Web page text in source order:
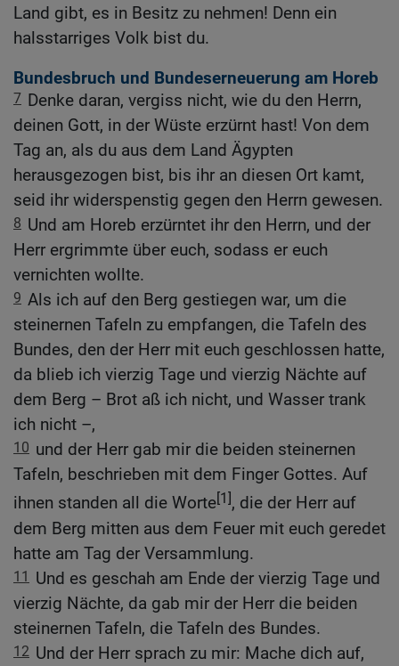
Land gibt, es in Besitz zu nehmen! Denn ein
halsstarriges Volk bist du.
Bundesbruch und Bundeserneuerung am Horeb
7 Denke daran, vergiss nicht, wie du den Herrn,
deinen Gott, in der Wüste erzürnt hast! Von dem
Tag an, als du aus dem Land Ägypten
herausgezogen bist, bis ihr an diesen Ort kamt,
seid ihr widerspenstig gegen den Herrn gewesen.
8 Und am Horeb erzürntet ihr den Herrn, und der
Herr ergrimmte über euch, sodass er euch
vernichten wollte.
9 Als ich auf den Berg gestiegen war, um die
steinernen Tafeln zu empfangen, die Tafeln des
Bundes, den der Herr mit euch geschlossen hatte,
da blieb ich vierzig Tage und vierzig Nächte auf
dem Berg – Brot aß ich nicht, und Wasser trank
ich nicht –,
10 und der Herr gab mir die beiden steinernen
Tafeln, beschrieben mit dem Finger Gottes. Auf
ihnen standen all die Worte[1], die der Herr auf
dem Berg mitten aus dem Feuer mit euch geredet
hatte am Tag der Versammlung.
11 Und es geschah am Ende der vierzig Tage und
vierzig Nächte, da gab mir der Herr die beiden
steinernen Tafeln, die Tafeln des Bundes.
12 Und der Herr sprach zu mir: Mache dich auf,